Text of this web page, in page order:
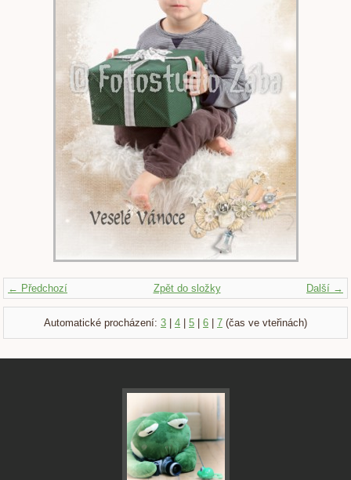
← Předchozí Další →
Zpět do složky
Automatické procházení: 3 4 5 6 7 (čas ve vteřinách)